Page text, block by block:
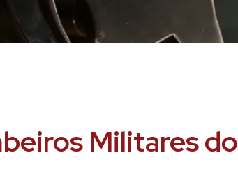
Militares do